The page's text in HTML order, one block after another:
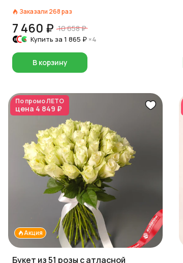
Заказали 268раз
7 460 ₽ 10 658 ₽
Купить за 1 865 ₽ ×4
В корзину
По промоЛЕТО
цена 4 849 ₽
Акция
Букет из 51 розы с атласной